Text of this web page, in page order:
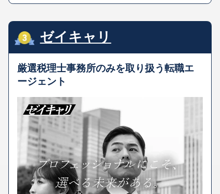
ゼイキャリ
厳選税理士事務所のみを取り扱う転職エ
ージェント